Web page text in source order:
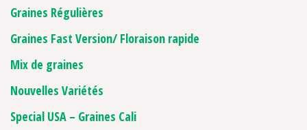
Graines Régulières
Graines Fast Version/ Floraison rapide
Mix de graines
Nouvelles Variétés
Special USA – Graines Cali